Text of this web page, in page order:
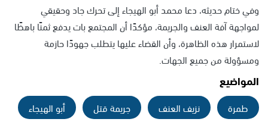
وفي ختام حديثه، دعا محمد أبو الهيجاء إلى تحرك جاد وحقيقي
لمواجهة آفة العنف والجريمة، مؤكدًا أن المجتمع بات يدفع ثمنًا باهظًا
لاستمرار هذه الظاهرة، وأن القضاء عليها يتطلب جهودًا حازمة
ومسؤولة من جميع الجهات.
المواضيع
طمرة نزيف العنف جريمة قتل أبو الهيجاء